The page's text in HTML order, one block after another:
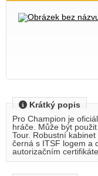
Krátký popis
Pro Champion je
hráče. Může být
Tour. Robustní
černá s ITSF logem a
autorizačním